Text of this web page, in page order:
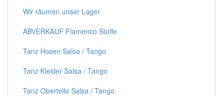
Wir räumen unser Lager
ABVERKAUF Flamenco Stoffe
Tanz Hosen Salsa / Tango
Tanz Kleider Salsa / Tango
Tanz Oberteile Salsa / Tango